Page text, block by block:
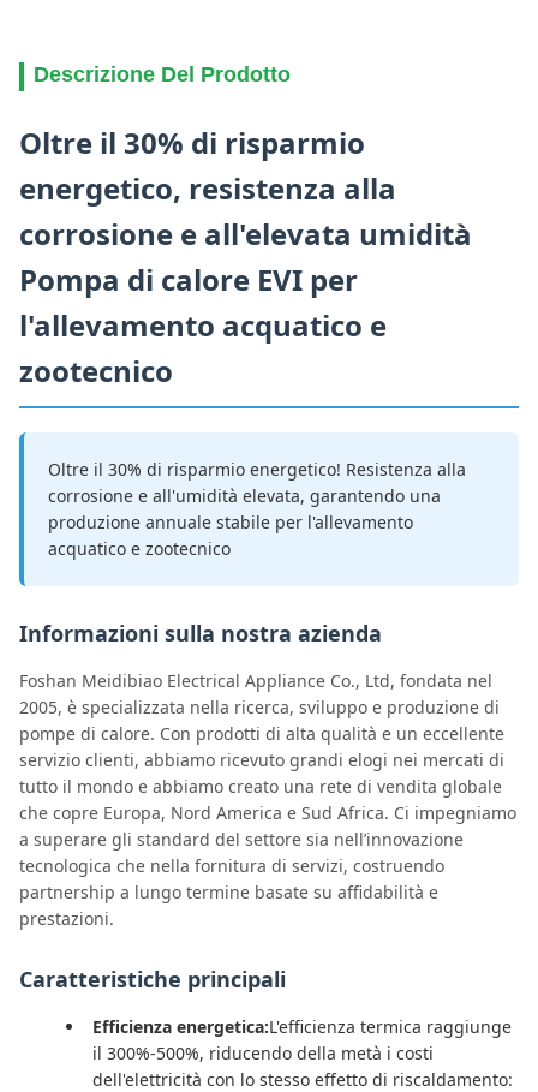
Descrizione Del Prodotto
Oltre il 30% di risparmio
energetico, resistenza alla
corrosione e all'elevata umidità
Pompa di calore EVI per
l'allevamento acquatico e
zootecnico
Oltre il 30% di risparmio energetico! Resistenza alla
corrosione e all'umidità elevata, garantendo una
produzione annuale stabile per l'allevamento
acquatico e zootecnico
Informazioni sulla nostra azienda
Foshan Meidibiao Electrical Appliance Co., Ltd, fondata nel
2005, è specializzata nella ricerca, sviluppo e produzione di
pompe di calore. Con prodotti di alta qualità e un eccellente
servizio clienti, abbiamo ricevuto grandi elogi nei mercati di
tutto il mondo e abbiamo creato una rete di vendita globale
che copre Europa, Nord America e Sud Africa. Ci impegniamo
a superare gli standard del settore sia nell’innovazione
tecnologica che nella fornitura di servizi, costruendo
partnership a lungo termine basate su affidabilità e
prestazioni.
Caratteristiche principali
Efficienza energetica:L'efficienza termica raggiunge
il 300%-500%, riducendo della metà i costi
dell'elettricità con lo stesso effetto di riscaldamento: